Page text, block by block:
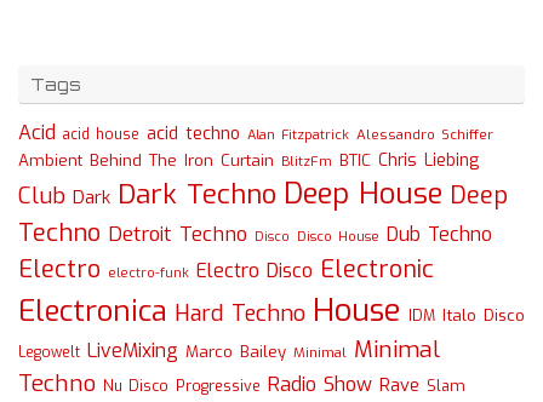
Tags
Acid acid house acid techno Alan Fitzpatrick Alessandro Schiffer
Ambient Behind The Iron Curtain BlitzFm BTIC Chris Liebing
Club Dark Dark Techno Deep House Deep
Techno Detroit Techno Disco Disco House Dub Techno
Electro electro-funk Electro Disco Electronic
Electronica Hard Techno House IDM Italo Disco
Legowelt LiveMixing Marco Bailey Minimal Minimal
Techno Nu Disco Progressive Radio Show Rave Slam